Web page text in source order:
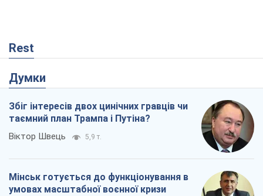
Rest
Думки
Збіг інтересів двох цинічних гравців чи
таємний план Трампа і Путіна?
Віктор Швець 5,9 т.
Мінськ готується до функціонування в
умовах масштабної воєнної кризи